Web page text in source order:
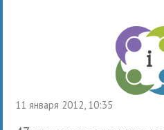
11 января 2012, 10:35